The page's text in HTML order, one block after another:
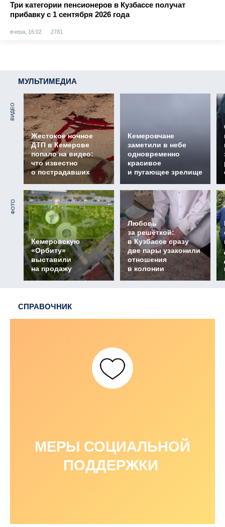
Три категории пенсионеров в Кузбассе получат
прибавку с 1 сентября 2026 года
вчера, 16:02 2781
МУЛЬТИМЕДИА
ВИДЕО
Жестокое ночное
ДТП в Кемерове
попало на видео:
что известно
о пострадавших
Кемеровчане
заметили в небе
одновременно
красивое
и пугающее зрелище
ФОТО
Кемеровскую
«Орбиту»
выставили
на продажу
Любовь
за решёткой:
в Кузбассе сразу
две пары узаконили
отношения
в колонии
СПРАВОЧНИК
МЕРЫ СОЦИАЛЬНОЙ
ПОДДЕРЖКИ